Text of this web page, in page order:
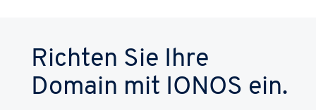
Richten Sie Ihre
Domain mit IONOS ein.